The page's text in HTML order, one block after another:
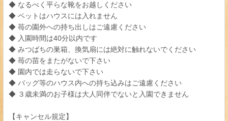
◆ なるべく平らな靴をお越しください
◆ ペットはハウスには入れません
◆ 苺の園外への持ち出しはご遠慮ください
◆ 入園時間は40分以内です
◆ みつばちの巣箱、換気扇には絶対に触れないでください
◆ 苺の苗をまたがないで下さい
◆ 園内では走らないで下さい
◆ バッグ等のハウス内への持ち込みはご遠慮ください
◆ ３歳未満のお子様は大人同伴でないと入園できません
【キャンセル規定】